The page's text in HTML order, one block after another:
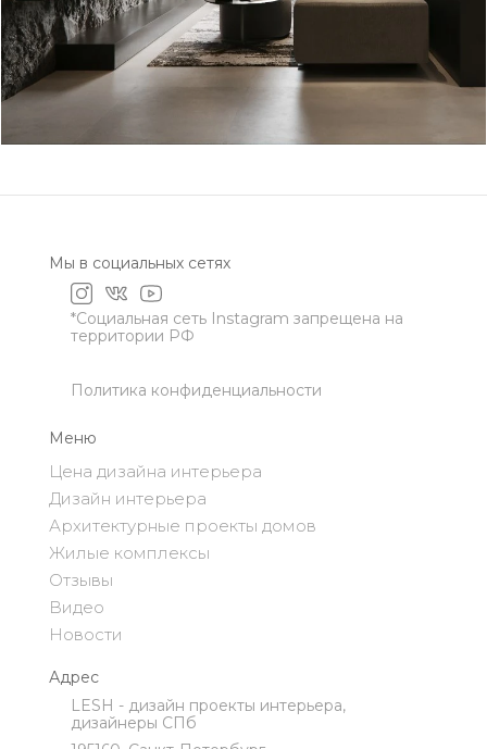
Мы в социальных сетях
*Социальная сеть Instagram запрещена на
территории РФ
Политика конфиденциальности
Меню
Цена дизайна интерьера
Дизайн интерьера
Архитектурные проекты домов
Жилые комплексы
Отзывы
Видео
Новости
Адрес
LESH - дизайн проекты интерьера,
дизайнеры СПб